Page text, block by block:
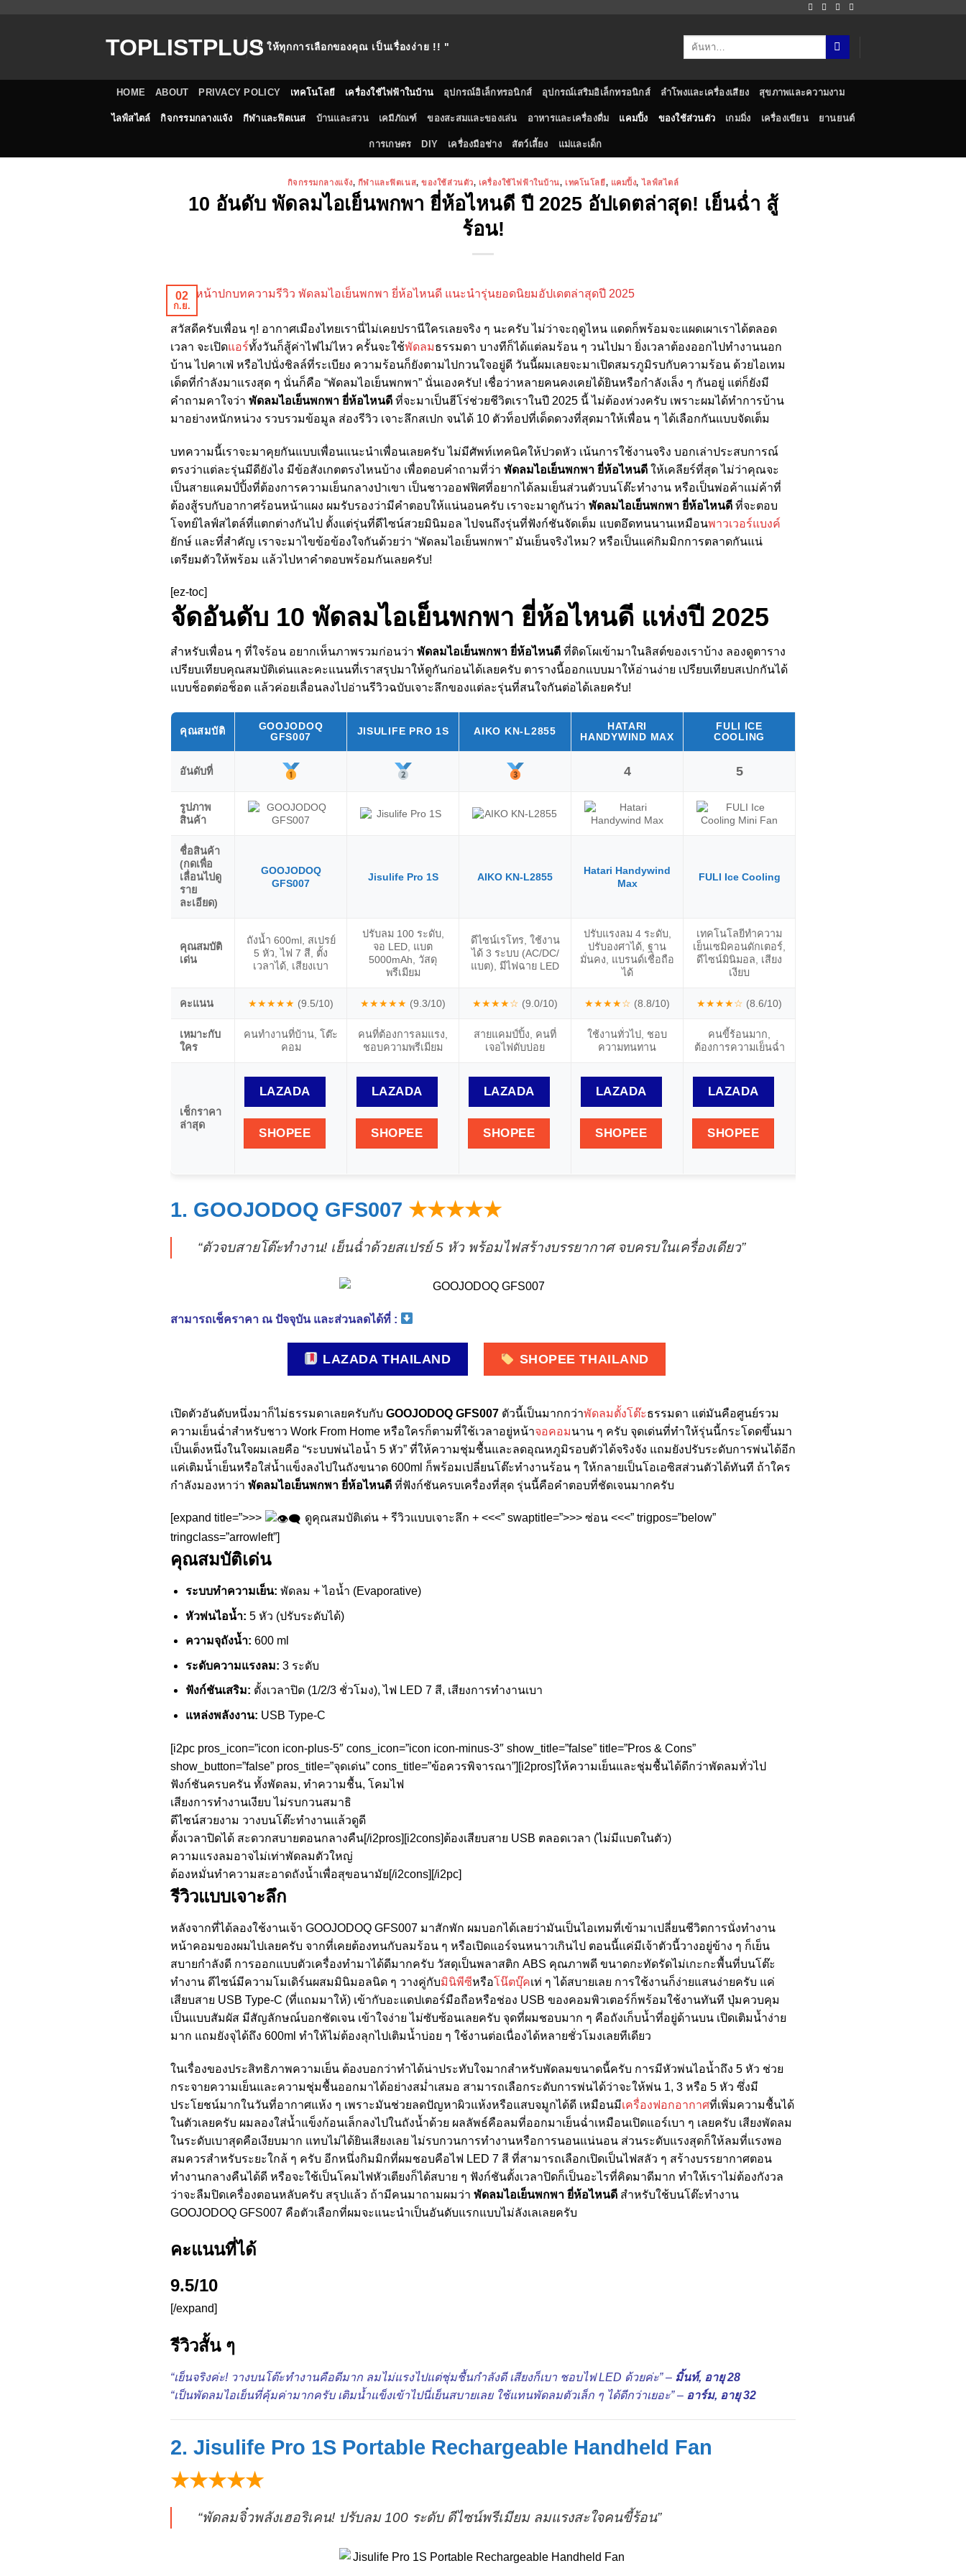
TOPLISTPLUS" ให้ทุกการเลือกของคุณ เป็นเรื่องง่าย !! "
HOME ABOUT PRIVACY POLICY เทคโนโลยี เครื่องใช้ไฟฟ้าในบ้าน อุปกรณ์อิเล็กทรอนิกส์ อุปกรณ์เสริมอิเล็กทรอนิกส์ ลำโพงและเครื่องเสียง สุขภาพและความงาม
ไลฟ์สไตล์ กิจกรรมกลางแจ้ง กีฬาและฟิตเนส บ้านและสวน เคมีภัณฑ์ ของสะสมและของเล่น อาหารและเครื่องดื่ม แคมปิ้ง ของใช้ส่วนตัว เกมมิ่ง เครื่องเขียน ยานยนต์
การเกษตร DIY เครื่องมือช่าง สัตว์เลี้ยง แม่และเด็ก
กิจกรรมกลางแจ้ง, กีฬาและฟิตเนส,ของใช้ส่วนตัว, เครื่องใช้ไฟฟ้าในบ้าน, เทคโนโลยี, แคมปิ้ง,ไลฟ์สไตล์
10 อันดับ พัดลมไอเย็นพกพา ยี่ห้อไหนดี ปี 2025 อัปเดตล่าสุด! เย็นฉ่ำ สู้
ร้อน!
02
ก.ย.
สวัสดีครับเพื่อน ๆ! อากาศเมืองไทยเรานี่ไม่เคยปรานีใครเลยจริง ๆ นะครับ ไม่ว่าจะฤดูไหน แดดก็พร้อมจะแผดเผาเราได้ตลอด
เวลา จะเปิดแอร์ทั้งวันก็สู้ค่าไฟไม่ไหว ครั้นจะใช้พัดลมธรรมดา บางทีก็ได้แต่ลมร้อน ๆ วนไปมา ยิ่งเวลาต้องออกไปทำงานนอก
บ้าน ไปคาเฟ่ หรือไปนั่งชิลล์ที่ระเบียง ความร้อนก็ยังตามไปกวนใจอยู่ดี วันนี้ผมเลยจะมาเปิดสมรภูมิรบกับความร้อน ด้วยไอเทม
เด็ดที่กำลังมาแรงสุด ๆ นั่นก็คือ “พัดลมไอเย็นพกพา” นั่นเองครับ! เชื่อว่าหลายคนคงเคยได้ยินหรือกำลังเล็ง ๆ กันอยู่ แต่ก็ยังมี
คำถามคาใจว่า พัดลมไอเย็นพกพา ยี่ห้อไหนดี ที่จะมาเป็นฮีโร่ช่วยชีวิตเราในปี 2025 นี้ ไม่ต้องห่วงครับ เพราะผมได้ทำการบ้าน
มาอย่างหนักหน่วง รวบรวมข้อมูล ส่องรีวิว เจาะลึกสเปก จนได้ 10 ตัวท็อปที่เด็ดดวงที่สุดมาให้เพื่อน ๆ ได้เลือกกันแบบจัดเต็ม
บทความนี้เราจะมาคุยกันแบบเพื่อนแนะนำเพื่อนเลยครับ ไม่มีศัพท์เทคนิคให้ปวดหัว เน้นการใช้งานจริง บอกเล่าประสบการณ์
ตรงว่าแต่ละรุ่นมีดียังไง มีข้อสังเกตตรงไหนบ้าง เพื่อตอบคำถามที่ว่า พัดลมไอเย็นพกพา ยี่ห้อไหนดี ให้เคลียร์ที่สุด ไม่ว่าคุณจะ
เป็นสายแคมป์ปิ้งที่ต้องการความเย็นกลางป่าเขา เป็นชาวออฟฟิศที่อยากได้ลมเย็นส่วนตัวบนโต๊ะทำงาน หรือเป็นพ่อค้าแม่ค้าที่
ต้องสู้รบกับอากาศร้อนหน้าแผง ผมรับรองว่ามีคำตอบให้แน่นอนครับ เราจะมาดูกันว่า พัดลมไอเย็นพกพา ยี่ห้อไหนดี ที่จะตอบ
โจทย์ไลฟ์สไตล์ที่แตกต่างกันไป ตั้งแต่รุ่นที่ดีไซน์สวยมินิมอล ไปจนถึงรุ่นที่ฟังก์ชันจัดเต็ม แบตอึดทนนานเหมือนพาวเวอร์แบงค์
ยักษ์ และที่สำคัญ เราจะมาไขข้อข้องใจกันด้วยว่า “พัดลมไอเย็นพกพา” มันเย็นจริงไหม? หรือเป็นแค่กิมมิกการตลาดกันแน่
เตรียมตัวให้พร้อม แล้วไปหาคำตอบพร้อมกันเลยครับ!
[ez-toc]
จัดอันดับ 10 พัดลมไอเย็นพกพา ยี่ห้อไหนดี แห่งปี 2025
สำหรับเพื่อน ๆ ที่ใจร้อน อยากเห็นภาพรวมก่อนว่า พัดลมไอเย็นพกพา ยี่ห้อไหนดี ที่ติดโผเข้ามาในลิสต์ของเราบ้าง ลองดูตาราง
เปรียบเทียบคุณสมบัติเด่นและคะแนนที่เราสรุปมาให้ดูกันก่อนได้เลยครับ ตารางนี้ออกแบบมาให้อ่านง่าย เปรียบเทียบสเปกกันได้
แบบช็อตต่อช็อต แล้วค่อยเลื่อนลงไปอ่านรีวิวฉบับเจาะลึกของแต่ละรุ่นที่สนใจกันต่อได้เลยครับ!
คุณสมบัติ
GOOJODOQ
GFS007
JISULIFE PRO 1S AIKO KN-L2855
HATARI
HANDYWIND MAX
FULI ICE
COOLING
อันดับที่ 4 5
รูปภาพ
สินค้า
ชื่อสินค้า
(กดเพื่อ
เลื่อนไปดู
ราย
ละเอียด)
GOOJODOQ
GFS007
Jisulife Pro 1S AIKO KN-L2855
Hatari Handywind
Max
FULI Ice Cooling
คุณสมบัติ
เด่น
ถังน้ำ 600ml, สเปรย์
5 หัว, ไฟ 7 สี, ตั้ง
เวลาได้, เสียงเบา
ปรับลม 100 ระดับ,
จอ LED, แบต
5000mAh, วัสดุ
พรีเมียม
ดีไซน์เรโทร, ใช้งาน
ได้ 3 ระบบ (AC/DC/
แบต), มีไฟฉาย LED
ปรับแรงลม 4 ระดับ,
ปรับองศาได้, ฐาน
มั่นคง, แบรนด์เชื่อถือ
ได้
เทคโนโลยีทำความ
เย็นเซมิคอนดักเตอร์,
ดีไซน์มินิมอล, เสียง
เงียบ
คะแนน ★★★★★ (9.5/10) ★★★★★ (9.3/10) ★★★★☆ (9.0/10) ★★★★☆ (8.8/10) ★★★★☆ (8.6/10)
เหมาะกับ
ใคร
คนทำงานที่บ้าน, โต๊ะ
คอม
คนที่ต้องการลมแรง,
ชอบความพรีเมียม
สายแคมป์ปิ้ง, คนที่
เจอไฟดับบ่อย
ใช้งานทั่วไป, ชอบ
ความทนทาน
คนขี้ร้อนมาก,
ต้องการความเย็นฉ่ำ
เช็กราคา
ล่าสุด
LAZADA
SHOPEE
LAZADA
SHOPEE
LAZADA
SHOPEE
LAZADA
SHOPEE
LAZADA
SHOPEE
1. GOOJODOQ GFS007 ★★★★★
“ตัวจบสายโต๊ะทำงาน! เย็นฉ่ำด้วยสเปรย์ 5 หัว พร้อมไฟสร้างบรรยากาศ จบครบในเครื่องเดียว”
สามารถเช็คราคา ณ ปัจจุบัน และส่วนลดได้ที่ :
LAZADA THAILAND SHOPEE THAILAND
เปิดตัวอันดับหนึ่งมาก็ไม่ธรรมดาเลยครับกับ GOOJODOQ GFS007 ตัวนี้เป็นมากกว่าพัดลมตั้งโต๊ะธรรมดา แต่มันคือศูนย์รวม
ความเย็นฉ่ำสำหรับชาว Work From Home หรือใครก็ตามที่ใช้เวลาอยู่หน้าจอคอมนาน ๆ ครับ จุดเด่นที่ทำให้รุ่นนี้กระโดดขึ้นมา
เป็นเต็งหนึ่งในใจผมเลยคือ “ระบบพ่นไอน้ำ 5 หัว” ที่ให้ความชุ่มชื้นและลดอุณหภูมิรอบตัวได้จริงจัง แถมยังปรับระดับการพ่นได้อีก
แค่เติมน้ำเย็นหรือใส่น้ำแข็งลงไปในถังขนาด 600ml ก็พร้อมเปลี่ยนโต๊ะทำงานร้อน ๆ ให้กลายเป็นโอเอซิสส่วนตัวได้ทันที ถ้าใคร
กำลังมองหาว่า พัดลมไอเย็นพกพา ยี่ห้อไหนดี ที่ฟังก์ชันครบเครื่องที่สุด รุ่นนี้คือคำตอบที่ชัดเจนมากครับ
[expand title=”>>>
ดูคุณสมบัติเด่น + รีวิวแบบเจาะลึก + <<<” swaptitle=”>>> ซ่อน <<<” trigpos=”below”
tringclass=”arrowleft”]
คุณสมบัติเด่น
ระบบทำความเย็น: พัดลม + ไอน้ำ (Evaporative)
หัวพ่นไอน้ำ: 5 หัว (ปรับระดับได้)
ความจุถังน้ำ: 600 ml
ระดับความแรงลม: 3 ระดับ
ฟังก์ชันเสริม: ตั้งเวลาปิด (1/2/3 ชั่วโมง), ไฟ LED 7 สี, เสียงการทำงานเบา
แหล่งพลังงาน: USB Type-C
[i2pc pros_icon=”icon icon-plus-5″ cons_icon=”icon icon-minus-3″ show_title=”false” title=”Pros & Cons”
show_button=”false” pros_title=”จุดเด่น” cons_title=”ข้อควรพิจารณา”][i2pros]ให้ความเย็นและชุ่มชื้นได้ดีกว่าพัดลมทั่วไป
ฟังก์ชันครบครัน ทั้งพัดลม, ทำความชื้น, โคมไฟ
เสียงการทำงานเงียบ ไม่รบกวนสมาธิ
ดีไซน์สวยงาม วางบนโต๊ะทำงานแล้วดูดี
ตั้งเวลาปิดได้ สะดวกสบายตอนกลางคืน[/i2pros][i2cons]ต้องเสียบสาย USB ตลอดเวลา (ไม่มีแบตในตัว)
ความแรงลมอาจไม่เท่าพัดลมตัวใหญ่
ต้องหมั่นทำความสะอาดถังน้ำเพื่อสุขอนามัย[/i2cons][/i2pc]
รีวิวแบบเจาะลึก
หลังจากที่ได้ลองใช้งานเจ้า GOOJODOQ GFS007 มาสักพัก ผมบอกได้เลยว่ามันเป็นไอเทมที่เข้ามาเปลี่ยนชีวิตการนั่งทำงาน
หน้าคอมของผมไปเลยครับ จากที่เคยต้องทนกับลมร้อน ๆ หรือเปิดแอร์จนหนาวเกินไป ตอนนี้แค่มีเจ้าตัวนี้วางอยู่ข้าง ๆ ก็เย็น
สบายกำลังดี การออกแบบตัวเครื่องทำมาได้ดีมากครับ วัสดุเป็นพลาสติก ABS คุณภาพดี ขนาดกะทัดรัดไม่เกะกะพื้นที่บนโต๊ะ
ทำงาน ดีไซน์มีความโมเดิร์นผสมมินิมอลนิด ๆ วางคู่กับมินิพีซีหรือโน๊ตบุ๊คเท่ ๆ ได้สบายเลย การใช้งานก็ง่ายแสนง่ายครับ แค่
เสียบสาย USB Type-C (ที่แถมมาให้) เข้ากับอะแดปเตอร์มือถือหรือช่อง USB ของคอมพิวเตอร์ก็พร้อมใช้งานทันที ปุ่มควบคุม
เป็นแบบสัมผัส มีสัญลักษณ์บอกชัดเจน เข้าใจง่าย ไม่ซับซ้อนเลยครับ จุดที่ผมชอบมาก ๆ คือถังเก็บน้ำที่อยู่ด้านบน เปิดเติมน้ำง่าย
มาก แถมยังจุได้ถึง 600ml ทำให้ไม่ต้องลุกไปเติมน้ำบ่อย ๆ ใช้งานต่อเนื่องได้หลายชั่วโมงเลยทีเดียว
ในเรื่องของประสิทธิภาพความเย็น ต้องบอกว่าทำได้น่าประทับใจมากสำหรับพัดลมขนาดนี้ครับ การมีหัวพ่นไอน้ำถึง 5 หัว ช่วย
กระจายความเย็นและความชุ่มชื้นออกมาได้อย่างสม่ำเสมอ สามารถเลือกระดับการพ่นได้ว่าจะให้พ่น 1, 3 หรือ 5 หัว ซึ่งมี
ประโยชน์มากในวันที่อากาศแห้ง ๆ เพราะมันช่วยลดปัญหาผิวแห้งหรือแสบจมูกได้ดี เหมือนมีเครื่องฟอกอากาศที่เพิ่มความชื้นได้
ในตัวเลยครับ ผมลองใส่น้ำแข็งก้อนเล็กลงไปในถังน้ำด้วย ผลลัพธ์คือลมที่ออกมาเย็นฉ่ำเหมือนเปิดแอร์เบา ๆ เลยครับ เสียงพัดลม
ในระดับเบาสุดคือเงียบมาก แทบไม่ได้ยินเสียงเลย ไม่รบกวนการทำงานหรือการนอนแน่นอน ส่วนระดับแรงสุดก็ให้ลมที่แรงพอ
สมควรสำหรับระยะใกล้ ๆ ครับ อีกหนึ่งกิมมิกที่ผมชอบคือไฟ LED 7 สี ที่สามารถเลือกเปิดเป็นไฟสลัว ๆ สร้างบรรยากาศตอน
ทำงานกลางคืนได้ดี หรือจะใช้เป็นโคมไฟหัวเตียงก็ได้สบาย ๆ ฟังก์ชันตั้งเวลาปิดก็เป็นอะไรที่คิดมาดีมาก ทำให้เราไม่ต้องกังวล
ว่าจะลืมปิดเครื่องตอนหลับครับ สรุปแล้ว ถ้ามีคนมาถามผมว่า พัดลมไอเย็นพกพา ยี่ห้อไหนดี สำหรับใช้บนโต๊ะทำงาน
GOOJODOQ GFS007 คือตัวเลือกที่ผมจะแนะนำเป็นอันดับแรกแบบไม่ลังเลเลยครับ
คะแนนที่ได้
9.5/10
[/expand]
รีวิวสั้น ๆ
“เย็นจริงค่ะ! วางบนโต๊ะทำงานคือดีมาก ลมไม่แรงไปแต่ชุ่มชื้นกำลังดี เสียงก็เบา ชอบไฟ LED ด้วยค่ะ” – มิ้นท์, อายุ 28
“เป็นพัดลมไอเย็นที่คุ้มค่ามากครับ เติมน้ำแข็งเข้าไปนี่เย็นสบายเลย ใช้แทนพัดลมตัวเล็ก ๆ ได้ดีกว่าเยอะ” – อาร์ม, อายุ 32
2. Jisulife Pro 1S Portable Rechargeable Handheld Fan
★★★★★
“พัดลมจิ๋วพลังเฮอริเคน! ปรับลม 100 ระดับ ดีไซน์พรีเมียม ลมแรงสะใจคนขี้ร้อน”